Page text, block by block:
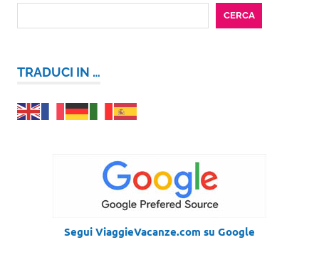
CERCA
TRADUCI IN …
Segui ViaggieVacanze.com su Google